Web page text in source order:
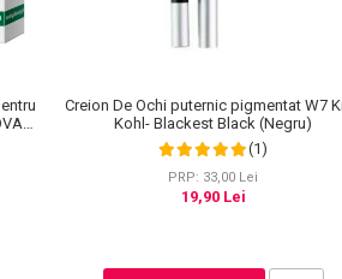
Creion De Ochi puternic pigmentat W7
Kohl- Blackest Black (Negru)
(1)
PRP: 33,00 Lei
19,90 Lei